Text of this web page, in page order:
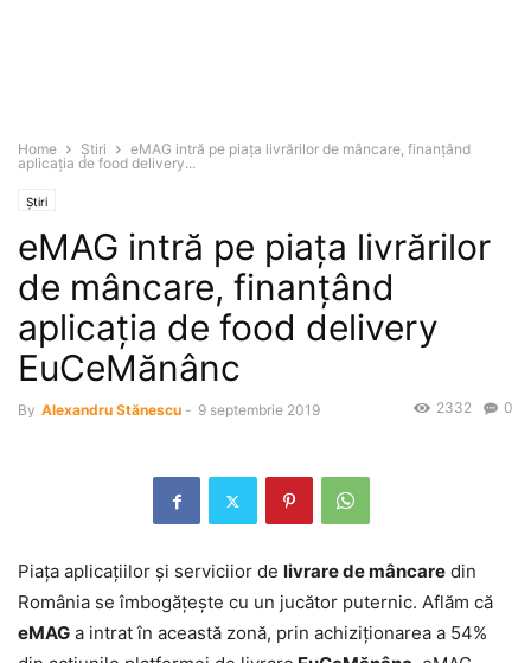
Home Știri
eMAG intră pe piaţa livrărilor de mâncare, finanţând
aplicaţia de food delivery...
Știri
eMAG intră pe piaţa livrărilor
de mâncare, finanţând
aplicaţia de food delivery
EuCeMănânc
By Alexandru Stănescu - 9 septembrie 2019 0
2332
Piaţa aplicaţiilor şi serviciior de livrare de mâncare din
România se îmbogăţeşte cu un jucător puternic. Aflăm că
eMAG a intrat în această zonă, prin achiziţionarea a 54%